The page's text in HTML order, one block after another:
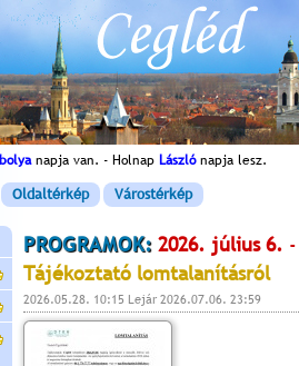
Ibolyanapja van. - Holnap Lászlónapja lesz.
Oldaltérkép Várostérkép
PROGRAMOK: 2026. július 6.
Tájékoztató lomtalanításról
2026.05.28. 10:15 Lejár 2026.07.06. 23:59